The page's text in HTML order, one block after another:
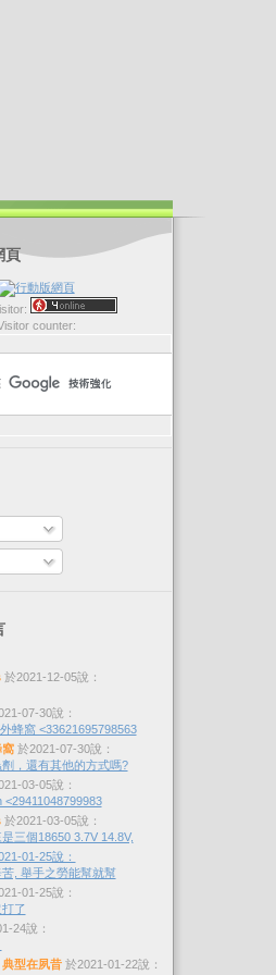
頁
counter:
於2021-12-05說：
07-30說：
蜂窩 <33621695798563
窩於2021-07-30說：
，還有其他的方式嗎?
03-05說：
<29411048799983
於2021-03-05說：
三個18650 3.7V 14.8V,
01-25說：
, 舉手之勞能幫就幫
01-25說：
了
24說：
型在夙昔於2021-01-22說：